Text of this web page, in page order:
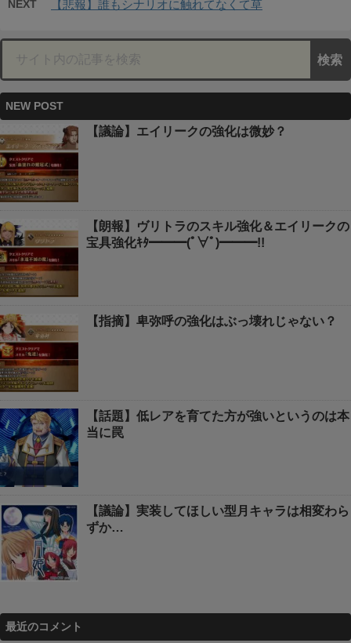
NEXT 【悲報】誰もシナリオに触れてなくて草
NEW POST
【議論】エイリークの強化は微妙？
【朗報】ヴリトラのスキル強化＆エイリークの
宝具強化ｷﾀ━━━(ﾟ∀ﾟ)━━━!!
【指摘】卑弥呼の強化はぶっ壊れじゃない？
【話題】低レアを育てた方が強いというのは本
当に罠
【議論】実装してほしい型月キャラは相変わら
ずか…
最近のコメント